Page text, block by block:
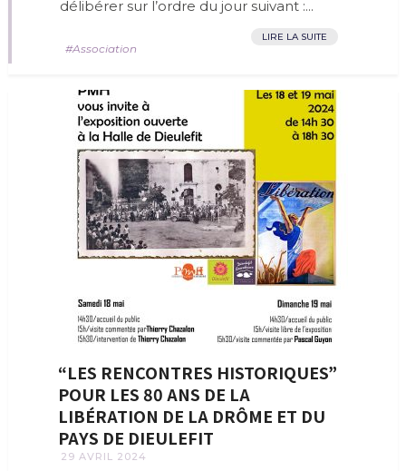
délibérer sur l’ordre du jour suivant :...
LIRE LA SUITE
Association
“LES RENCONTRES HISTORIQUES”
POUR LES 80 ANS DE LA
LIBÉRATION DE LA DRÔME ET DU
PAYS DE DIEULEFIT
29 AVRIL 2024